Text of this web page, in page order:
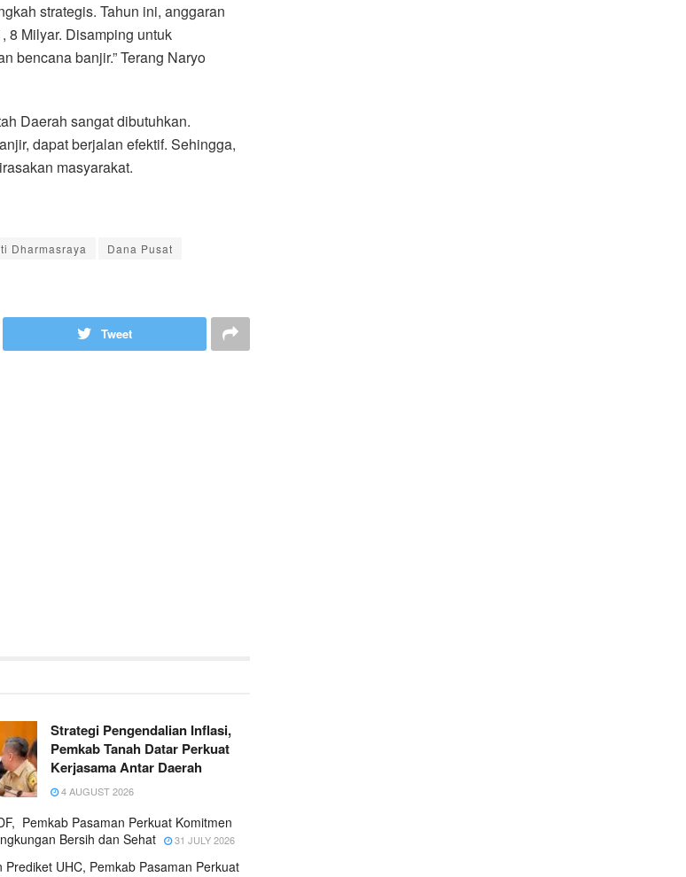
strategis. Tahun ini, anggaran
8 Milyar. Disamping untuk
bencana banjir.” Terang Naryo
Daerah sangat dibutuhkan.
dapat berjalan efektif. Sehingga,
masyarakat.
Dharmasraya
Dana Pusat
Tweet
Strategi Pengendalian Inflasi,
Pemkab Tanah Datar Perkuat
Kerjasama Antar Daerah
4 AUGUST 2026
Pemkab Pasaman Perkuat Komitmen
Bersih dan Sehat
31 JULY 2026
Prediket UHC, Pemkab Pasaman Perkuat